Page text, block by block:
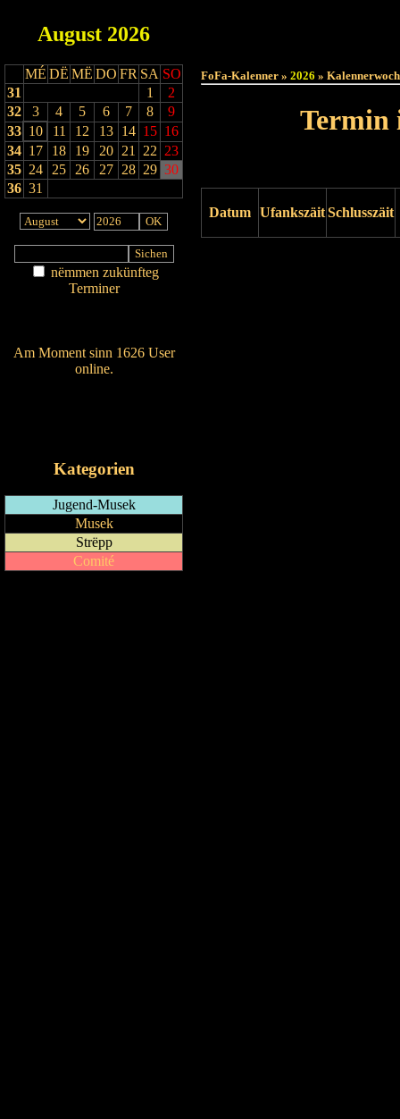
August 2026
MÉ DË MË DO FR SA SO
31
1
2
32
3 4 5 6 7 8
9
33 10 11 12 13 14 15 16
34 17 18 19 20 21 22 23
35 24 25 26 27 28 29 30
36 31
nëmmen zukünfteg
Terminer
Am Moment sinn 1626 User
online.
Kategorien
Jugend-Musek
Musek
Strëpp
Comité
FoFa-Kalenner » 2026 »
Termin
Datum UfankszäitSchlusszäit